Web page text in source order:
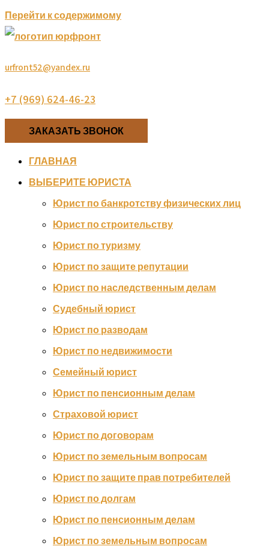
Перейти к содержимому
urfront52@yandex.ru
+7 (969) 624-46-23
ЗАКАЗАТЬ ЗВОНОК
ГЛАВНАЯ
ВЫБЕРИТЕ ЮРИСТА
Юрист по банкротству физических лиц
Юрист по строительству
Юрист по туризму
Юрист по защите репутации
Юрист по наследственным делам
Судебный юрист
Юрист по разводам
Юрист по недвижимости
Семейный юрист
Юрист по пенсионным делам
Страховой юрист
Юрист по договорам
Юрист по земельным вопросам
Юрист по защите прав потребителей
Юрист по долгам
Юрист по пенсионным делам
Юрист по земельным вопросам